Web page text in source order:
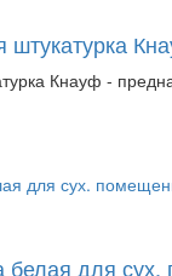
штукатурка
Кнауф -
белая для